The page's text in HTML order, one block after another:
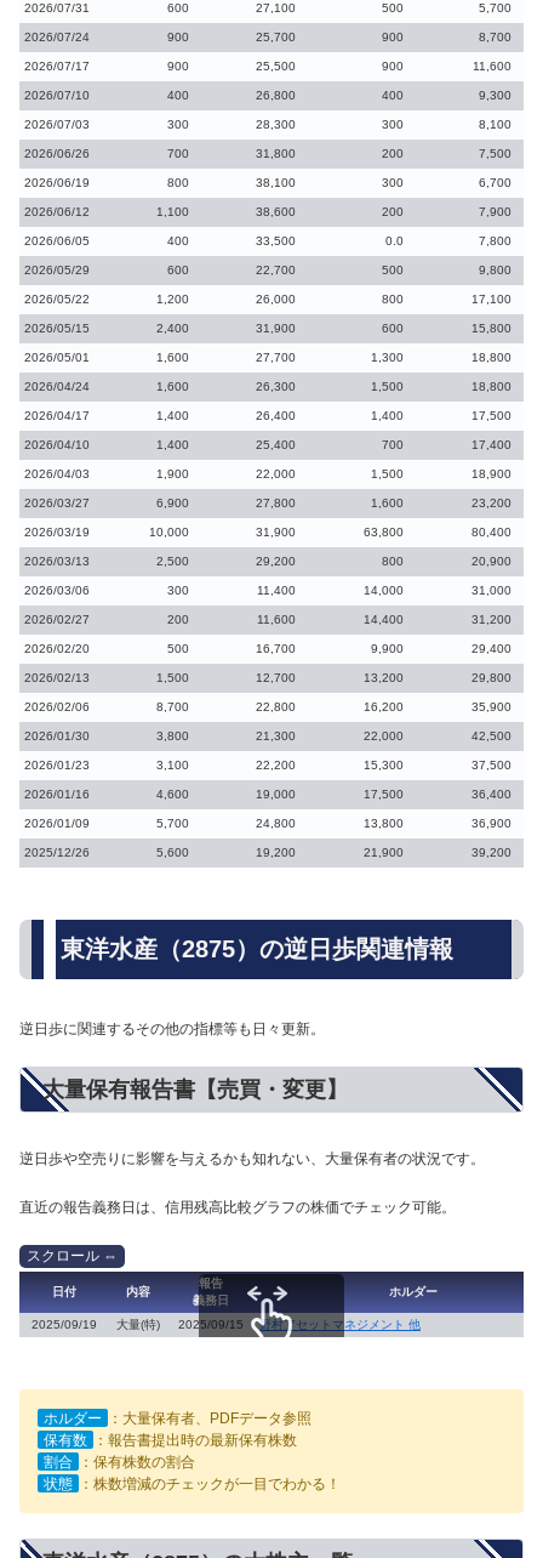
2026/07/31
600 27,100 500 5,700
2026/07/24 900 25,700 900 8,700
2026/07/17 900 25,500 900 11,600
2026/07/10 400 26,800 400 9,300
2026/07/03 300 28,300 300 8,100
2026/06/26 700 31,800 200 7,500
2026/06/19 800 38,100 300 6,700
2026/06/12 1,100 38,600 200 7,900
2026/06/05 400 33,500 0.0 7,800
2026/05/29 600 22,700 500 9,800
2026/05/22 1,200 26,000 800 17,100
2026/05/15 2,400 31,900 600 15,800
2026/05/01 1,600 27,700 1,300 18,800
2026/04/24 1,600 26,300 1,500 18,800
2026/04/17 1,400 26,400 1,400 17,500
2026/04/10 1,400 25,400 700 17,400
2026/04/03 1,900 22,000 1,500 18,900
2026/03/27 6,900 27,800 1,600 23,200
2026/03/19 10,000 31,900 63,800 80,400
2026/03/13 2,500 29,200 800 20,900
2026/03/06 300 11,400 14,000 31,000
2026/02/27 200 11,600 14,400 31,200
2026/02/20 500 16,700 9,900 29,400
2026/02/13 1,500 12,700 13,200 29,800
2026/02/06 8,700 22,800 16,200 35,900
2026/01/30 3,800 21,300 22,000 42,500
2026/01/23 3,100 22,200 15,300 37,500
2026/01/16 4,600 19,000 17,500 36,400
2026/01/09 5,700 24,800 13,800 36,900
2025/12/26 5,600 19,200 21,900 39,200
東洋水産（2875）の逆日歩関連情報
逆日歩に関連するその他の指標等も日々更新。
大量保有報告書【売買・変更】
逆日歩や空売りに影響を与えるかも知れない、大量保有者の状況です。
直近の報告義務日は、信用残高比較グラフの株価でチェック可能。
日付 内容
報告
義務日
ホルダー
2025/09/19 大量(特) 2025/09/15 野村アセットマネジメント 他
ホルダー
：大量保有者、PDFデータ参照
保有数
：報告書提出時の最新保有株数
割合
：保有株数の割合
状態
：株数増減のチェックが一目でわかる！